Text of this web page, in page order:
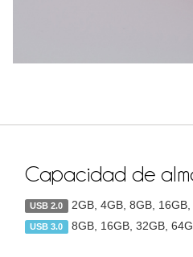
Capacidad de
USB 2.0 2GB, 4GB, 8GB,
USB 3.0 8GB, 16GB, 32GB,